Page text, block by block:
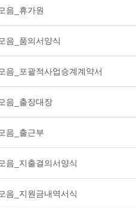
음_휴가원
음_품의서양식
음_포괄적사업승계계약서
음_출장대장
음_출근부
음_지출결의서양식
음_지원금내역서식